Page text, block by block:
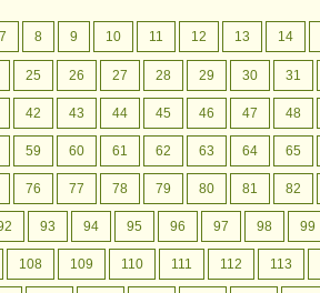
7 8 9 10 11 12 13 14
25 26 27 28 29 30 31
42 43 44 45 46 47 48
59 60 61 62 63 64 65
76 77 78 79 80 81 82
93 94 95 96 97 98 99
108 109 110 111 112 113